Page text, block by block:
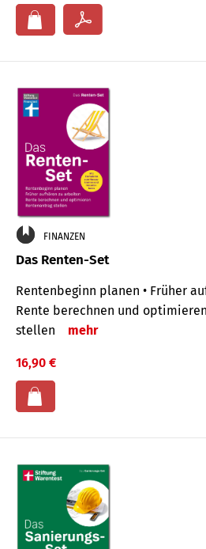
FINANZEN
Das Renten-Set
Rentenbeginn planen • Früher
Rente berechnen und
stellen
mehr
16,90 €